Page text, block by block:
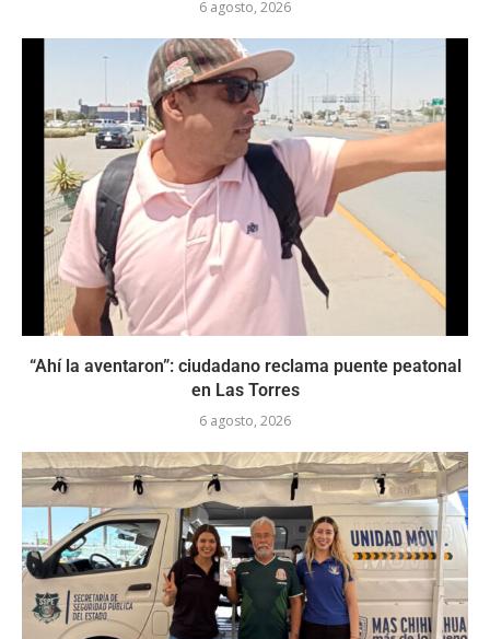
6 agosto, 2026
“Ahí la aventaron”: ciudadano reclama puente peatonal
en Las Torres
6 agosto, 2026